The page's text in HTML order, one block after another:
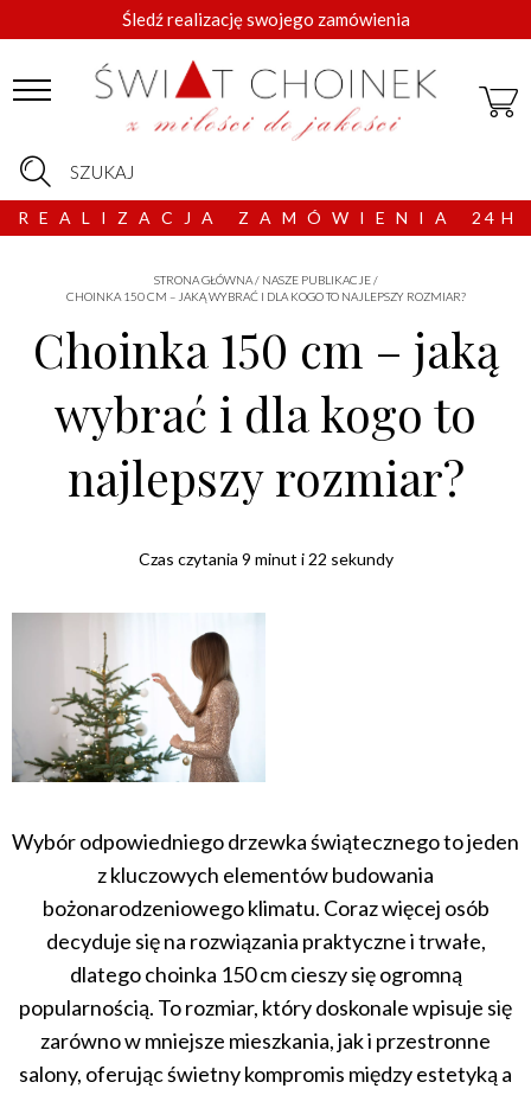
SZUKAJ
Śledź realizację swojego zamówienia
R E A L I Z A C J A Z A M Ó W I E N I A 2 4 H
STRONA GŁÓWNA/ NASZE PUBLIKACJE/
CHOINKA 150 CM – JAKĄ WYBRAĆ I DLA KOGO TO NAJLEPSZY ROZMIAR?
Choinka 150 cm – jaką
wybrać i dla kogo to
najlepszy rozmiar?
Czas czytania 9 minut i 22 sekundy
Wybór odpowiedniego drzewka świątecznego to jeden
z kluczowych elementów budowania
bożonarodzeniowego klimatu. Coraz więcej osób
decyduje się na rozwiązania praktyczne i trwałe,
dlatego choinka 150 cm cieszy się ogromną
popularnością. To rozmiar, który doskonale wpisuje się
zarówno w mniejsze mieszkania, jak i przestronne
salony, oferując świetny kompromis między estetyką a